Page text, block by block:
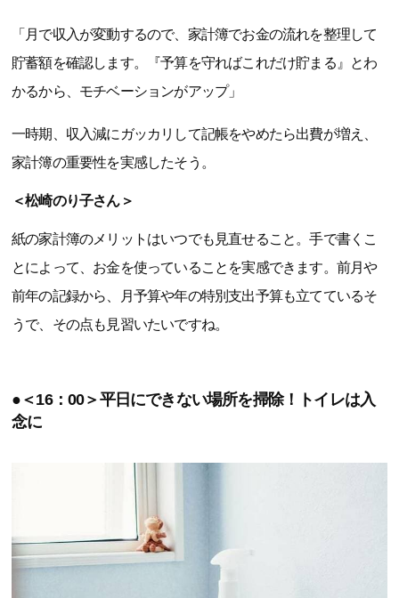
「月で収入が変動するので、家計簿でお金の流れを整理して
貯蓄額を確認します。『予算を守ればこれだけ貯まる』とわ
かるから、モチベーションがアップ」
一時期、収入減にガッカリして記帳をやめたら出費が増え、
家計簿の重要性を実感したそう。
＜松崎のり子さん＞
紙の家計簿のメリットはいつでも見直せること。手で書くこ
とによって、お金を使っていることを実感できます。前月や
前年の記録から、月予算や年の特別支出予算も立てているそ
うで、その点も見習いたいですね。
●＜16：00＞平日にできない場所を掃除！トイレは入
念に